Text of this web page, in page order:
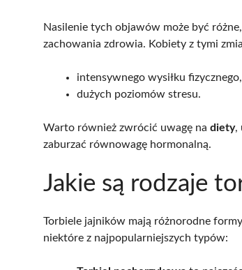
Nasilenie tych objawów może być
zachowania zdrowia. Kobiety z tymi
intensywnego wysiłku fizycznego,
dużych poziomów stresu.
Warto również zwrócić uwagę na diety,
zaburzać równowagę hormonalną.
Jakie są rodzaje
Torbiele jajników mają różnorodne
niektóre z najpopularniejszych typów: